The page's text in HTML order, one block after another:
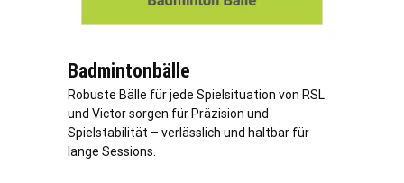
Badmintonbälle
Robuste Bälle für jede Spielsituation von RSL
und Victor sorgen für Präzision und
Spielstabilität – verlässlich und haltbar für
lange Sessions.